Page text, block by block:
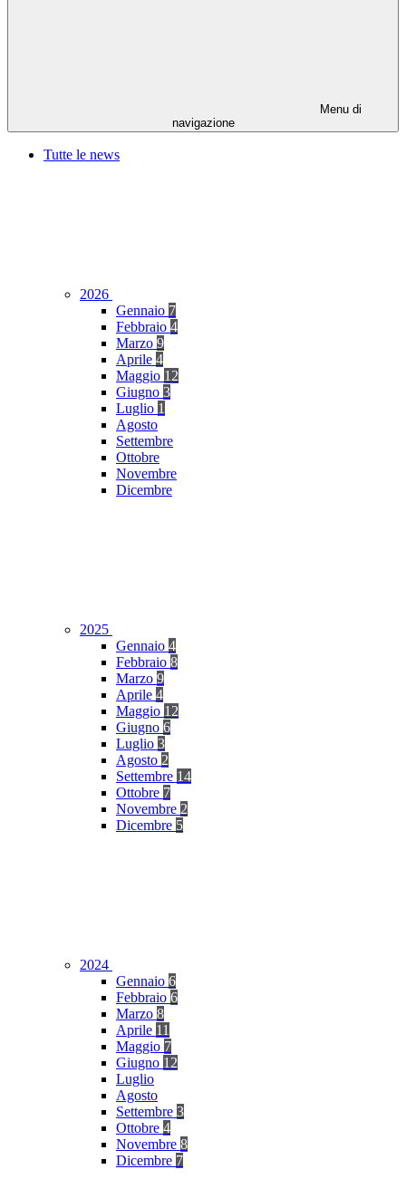
Menu di
navigazione
Tutte le news
2026
Gennaio 7
Febbraio 4
Marzo 9
Aprile 4
Maggio 12
Giugno 3
Luglio 1
Agosto
Settembre
Ottobre
Novembre
Dicembre
2025
Gennaio 4
Febbraio 8
Marzo 9
Aprile 4
Maggio 12
Giugno 6
Luglio 3
Agosto 2
Settembre 14
Ottobre 7
Novembre 2
Dicembre 5
2024
Gennaio 6
Febbraio 6
Marzo 8
Aprile 11
Maggio 7
Giugno 12
Luglio
Agosto
Settembre 3
Ottobre 4
Novembre 8
Dicembre 7